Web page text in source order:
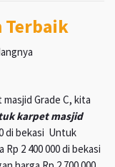
Terbaik
Grade C, kita
karpet masjid
di bekasi Untuk
2 400 000 di bekasi